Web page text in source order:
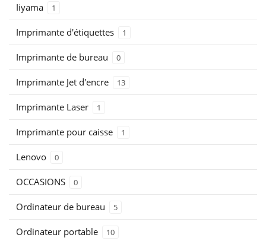
Iiyama 1
Imprimante d'étiquettes 1
Imprimante de bureau 0
Imprimante Jet d'encre 13
Imprimante Laser 1
Imprimante pour caisse 1
Lenovo 0
OCCASIONS 0
Ordinateur de bureau 5
Ordinateur portable 10